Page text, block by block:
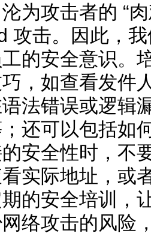
为攻击者的 “
攻击。因此，
的安全意识。
，如查看发件
法错误或逻辑
还可以包括如
安全性时，不
实际地址，或
的安全培训，
络攻击的风险